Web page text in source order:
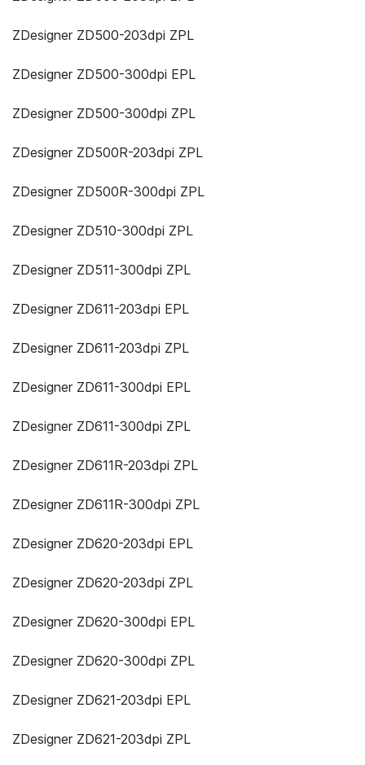
ZDesigner ZD500-203dpi ZPL
ZDesigner ZD500-300dpi EPL
ZDesigner ZD500-300dpi ZPL
ZDesigner ZD500R-203dpi ZPL
ZDesigner ZD500R-300dpi ZPL
ZDesigner ZD510-300dpi ZPL
ZDesigner ZD511-300dpi ZPL
ZDesigner ZD611-203dpi EPL
ZDesigner ZD611-203dpi ZPL
ZDesigner ZD611-300dpi EPL
ZDesigner ZD611-300dpi ZPL
ZDesigner ZD611R-203dpi ZPL
ZDesigner ZD611R-300dpi ZPL
ZDesigner ZD620-203dpi EPL
ZDesigner ZD620-203dpi ZPL
ZDesigner ZD620-300dpi EPL
ZDesigner ZD620-300dpi ZPL
ZDesigner ZD621-203dpi EPL
ZDesigner ZD621-203dpi ZPL